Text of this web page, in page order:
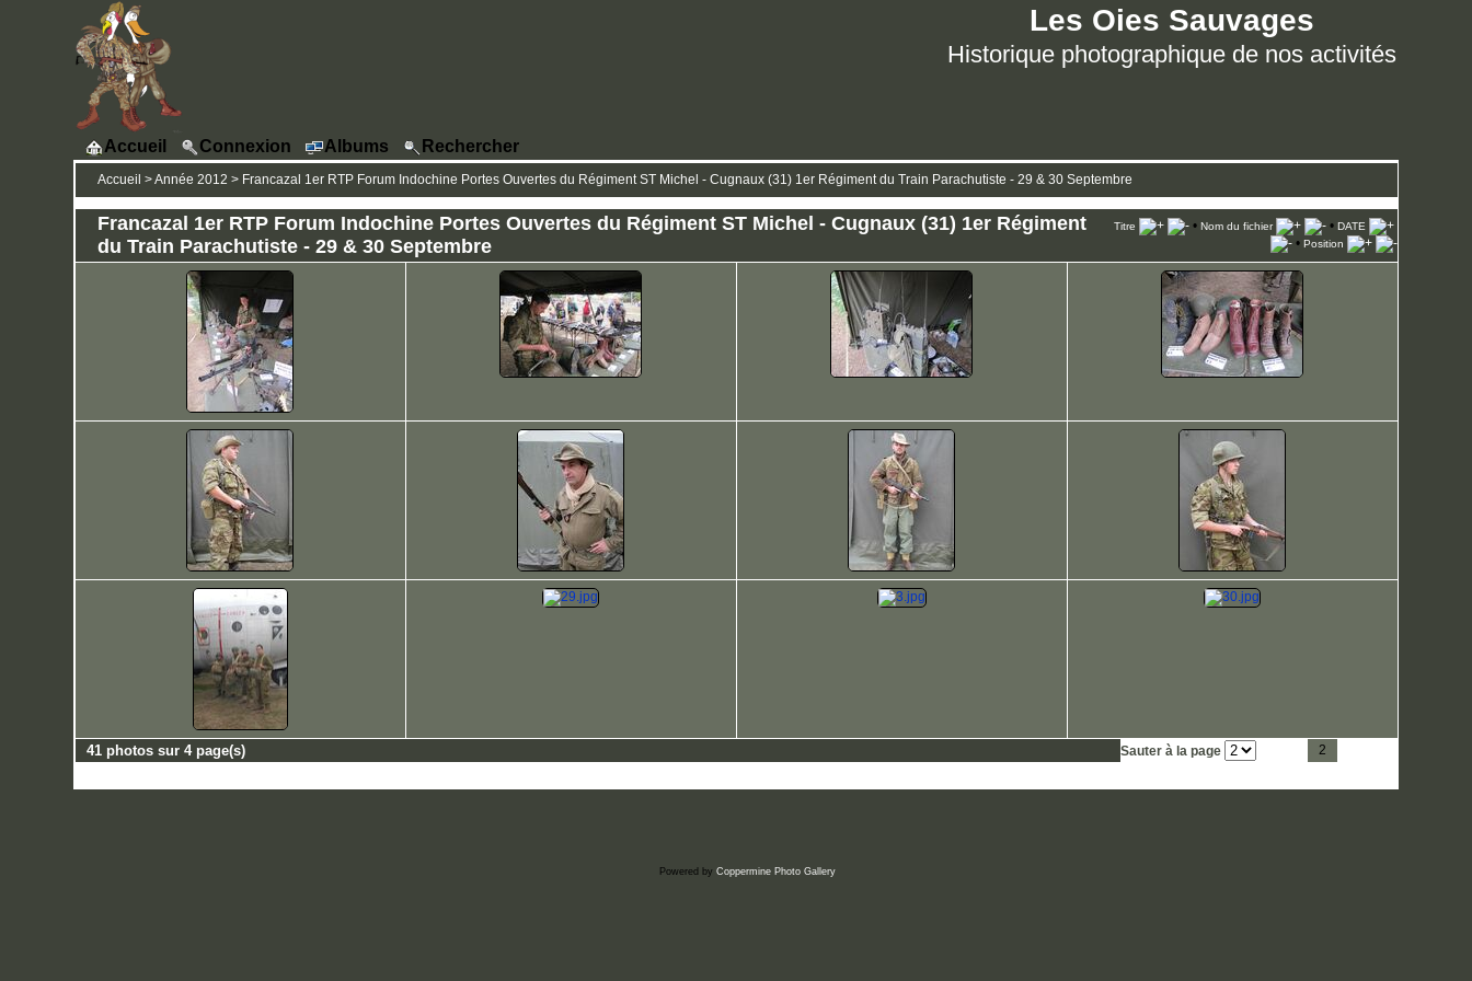
Les Oies Sauvages
Historique photographique de nos activités
Accueil Connexion Albums Rechercher
Accueil >Année 2012 > Francazal 1er RTP Forum Indochine Portes Ouvertes du Régiment ST Michel - Cugnaux (31) 1er Régiment du Train Parachutiste - 29 & 30 Septembre
Francazal 1er RTP Forum Indochine Portes Ouvertes du Régiment ST Michel - Cugnaux (31) 1er Régiment
du Train Parachutiste - 29 & 30 Septembre
Titre • Nom du fichier • DATE
• Position
41 photos sur 4 page(s) Sauter à la page 2
Powered by Coppermine Photo Gallery